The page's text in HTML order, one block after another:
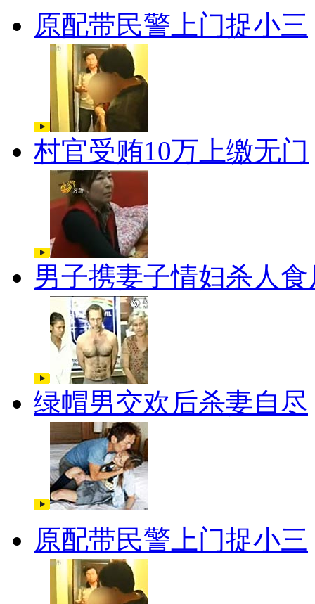
原配带民警上门捉小三
村官受贿10万上缴无门
男子携妻子情妇杀人食
绿帽男交欢后杀妻自尽
原配带民警上门捉小三